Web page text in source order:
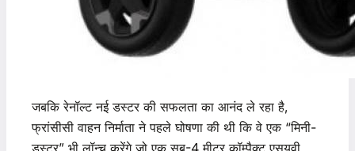
जबकि रेनॉल्ट नई डस्टर की सफलता का आनंद ले रहा है,
फ्रांसीसी वाहन निर्माता ने पहले घोषणा की थी कि वे एक “मिनी-